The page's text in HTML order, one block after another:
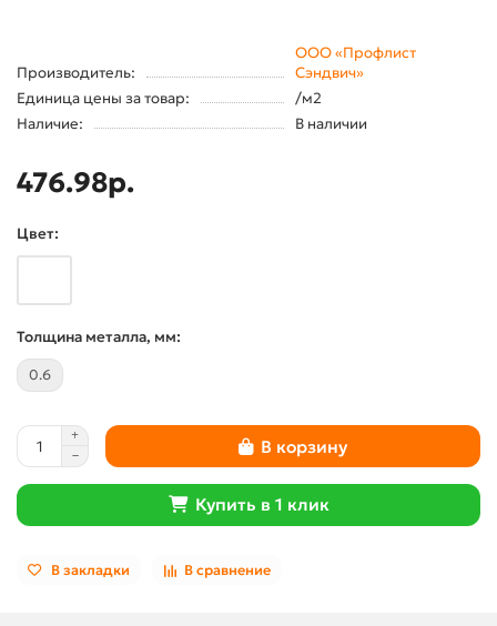
Производитель:
ООО «Профлист
Сэндвич»
Единица цены за товар:
/м2
Наличие:
В наличии
476.98р.
Цвет:
Толщина металла, мм:
0.6
В корзину
Купить в 1 клик
В закладки В сравнение